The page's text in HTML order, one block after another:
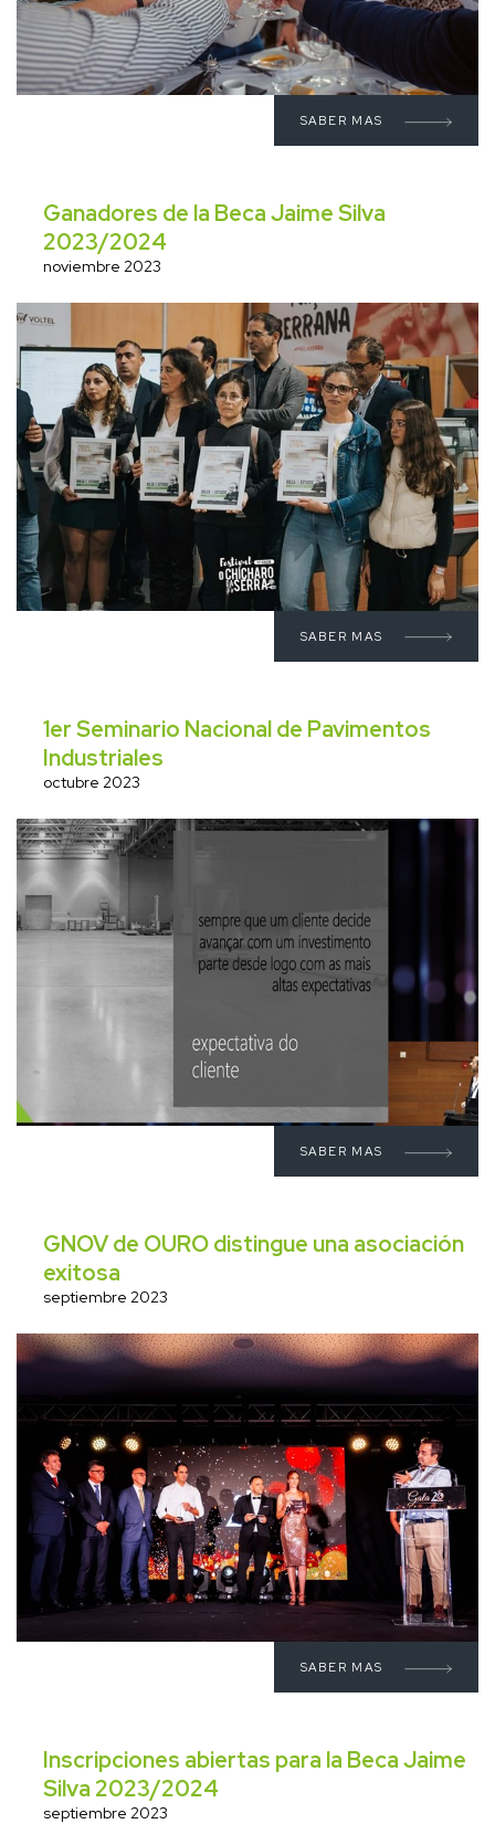
SABER MAS
Ganadores de la Beca Jaime Silva
2023/2024
noviembre 2023
SABER MAS
1er Seminario Nacional de Pavimentos
Industriales
octubre 2023
SABER MAS
GNOV de OURO distingue una asociación
exitosa
septiembre 2023
SABER MAS
Inscripciones abiertas para la Beca Jaime
Silva 2023/2024
septiembre 2023